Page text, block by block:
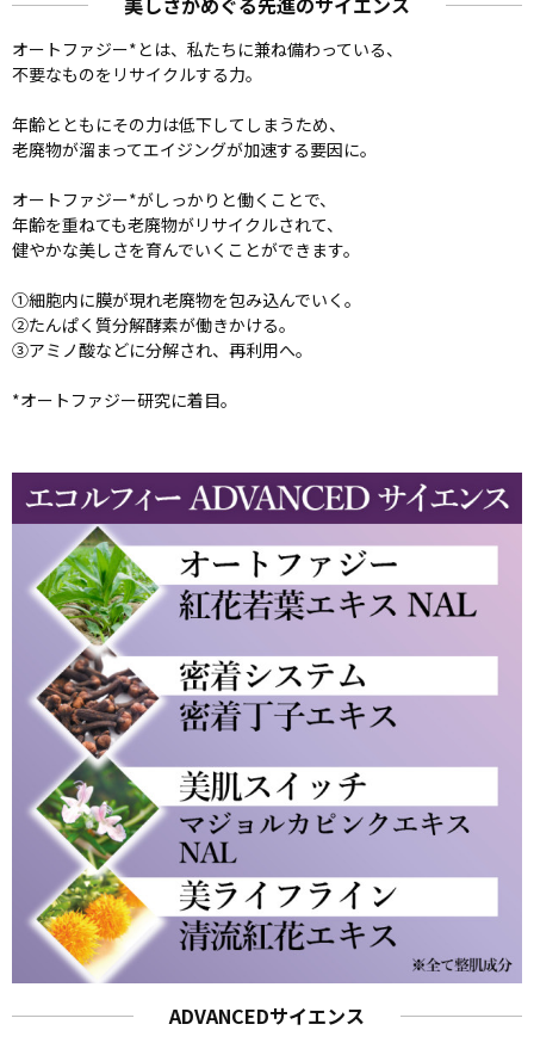
オートファジー*とは、私たちに兼ね備わっている、
不要なものをリサイクルする力。
年齢とともにその力は低下してしまうため、
老廃物が溜まってエイジングが加速する要因に。
オートファジー*がしっかりと働くことで、
年齢を重ねても老廃物がリサイクルされて、
健やかな美しさを育んでいくことができます。
①細胞内に膜が現れ老廃物を包み込んでいく。
②たんぱく質分解酵素が働きかける。
③アミノ酸などに分解され、再利用へ。
*オートファジー研究に着目。
ADVANCEDサイエンス